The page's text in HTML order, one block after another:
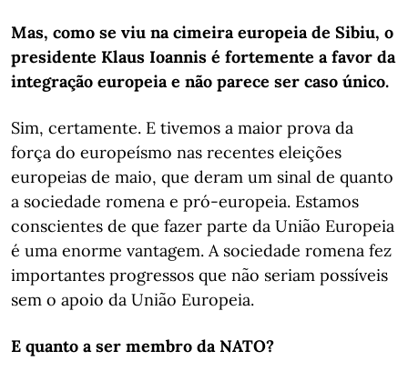
Mas, como se viu na cimeira europeia de Sibiu, o
presidente Klaus Ioannis é fortemente a favor da
integração europeia e não parece ser caso único.
Sim, certamente. E tivemos a maior prova da
força do europeísmo nas recentes eleições
europeias de maio, que deram um sinal de quanto
a sociedade romena e pró-europeia. Estamos
conscientes de que fazer parte da União Europeia
é uma enorme vantagem. A sociedade romena fez
importantes progressos que não seriam possíveis
sem o apoio da União Europeia.
E quanto a ser membro da NATO?